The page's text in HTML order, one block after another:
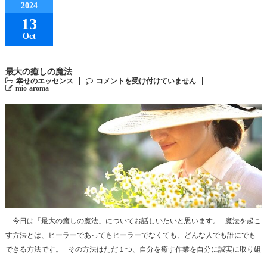
2024
13
Oct
最大の癒しの魔法
幸せのエッセンス
コメントを受け付けていません
mio-aroma
今日は「最大の癒しの魔法」についてお話しいたいと思います。 魔法を起こ
す方法とは、ヒーラーであってもヒーラーでなくても、どんな人でも誰にでも
できる方法です。 その方法はただ１つ、自分を癒す作業を自分に誠実に取り組